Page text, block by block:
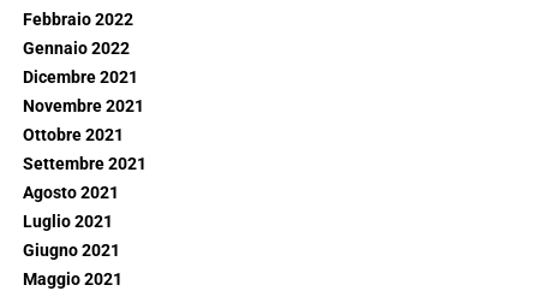
Febbraio 2022
Gennaio 2022
Dicembre 2021
Novembre 2021
Ottobre 2021
Settembre 2021
Agosto 2021
Luglio 2021
Giugno 2021
Maggio 2021